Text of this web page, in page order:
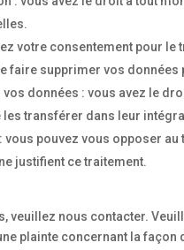
votre consentement pour
faire supprimer vos données
données : vous avez le
les transférer dans leur
vous pouvez vous opposer
justifient ce traitement.
veuillez nous contacter.
plainte concernant la